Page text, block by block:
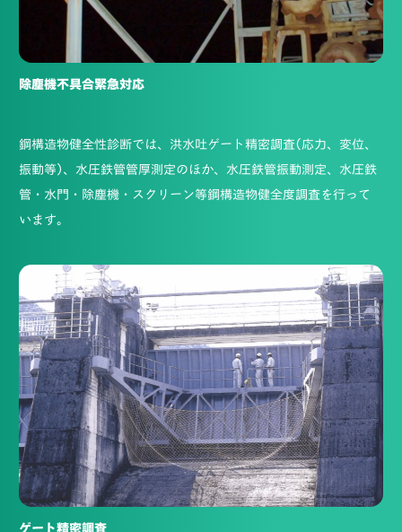
除塵機不具合緊急対応
鋼構造物健全性診断では、洪水吐ゲート精密調査(応力、変位、
振動等)、水圧鉄管管厚測定のほか、水圧鉄管振動測定、水圧鉄
管・水門・除塵機・スクリーン等鋼構造物健全度調査を行って
います。
ゲート精密調査